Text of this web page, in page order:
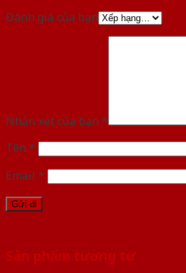
Đánh giá của bạn
Nhận xét của bạn *
Tên *
Email *
Sản phẩm tương tự